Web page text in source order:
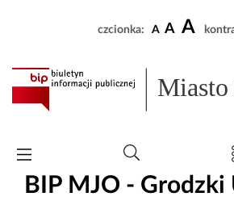
czcionka: A A A
BIP MJO - Grodzki